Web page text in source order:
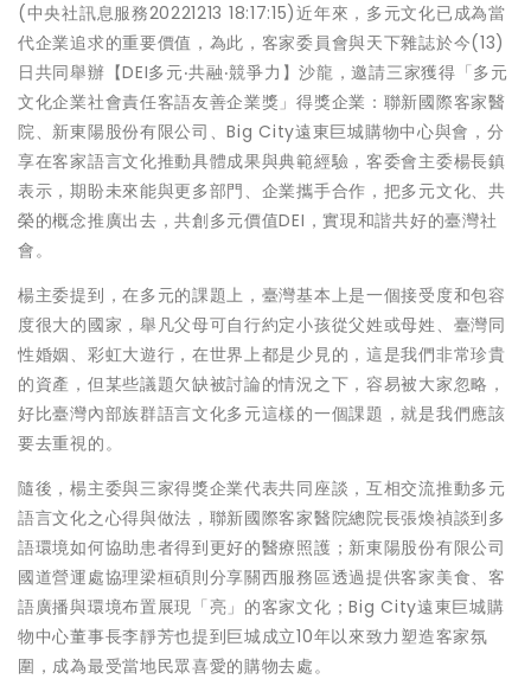
(中央社訊息服務20221213 18:17:15)近年來，多元文化已成為當
代企業追求的重要價值，為此，客家委員會與天下雜誌於今(13)
日共同舉辦【DEI多元‧共融‧競爭力】沙龍，邀請三家獲得「多元
文化企業社會責任客語友善企業獎」得獎企業：聯新國際客家醫
院、新東陽股份有限公司、Big City遠東巨城購物中心與會，分
享在客家語言文化推動具體成果與典範經驗，客委會主委楊長鎮
表示，期盼未來能與更多部門、企業攜手合作，把多元文化、共
榮的概念推廣出去，共創多元價值DEI，實現和諧共好的臺灣社
會。
楊主委提到，在多元的課題上，臺灣基本上是一個接受度和包容
度很大的國家，舉凡父母可自行約定小孩從父姓或母姓、臺灣同
性婚姻、彩虹大遊行，在世界上都是少見的，這是我們非常珍貴
的資產，但某些議題欠缺被討論的情況之下，容易被大家忽略，
好比臺灣內部族群語言文化多元這樣的一個課題，就是我們應該
要去重視的。
隨後，楊主委與三家得獎企業代表共同座談，互相交流推動多元
語言文化之心得與做法，聯新國際客家醫院總院長張煥禎談到多
語環境如何協助患者得到更好的醫療照護；新東陽股份有限公司
國道營運處協理梁桓碩則分享關西服務區透過提供客家美食、客
語廣播與環境布置展現「亮」的客家文化；Big City遠東巨城購
物中心董事長李靜芳也提到巨城成立10年以來致力塑造客家氛
圍，成為最受當地民眾喜愛的購物去處。